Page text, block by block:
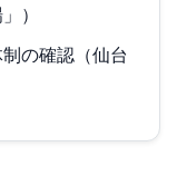
）
の確認（仙台